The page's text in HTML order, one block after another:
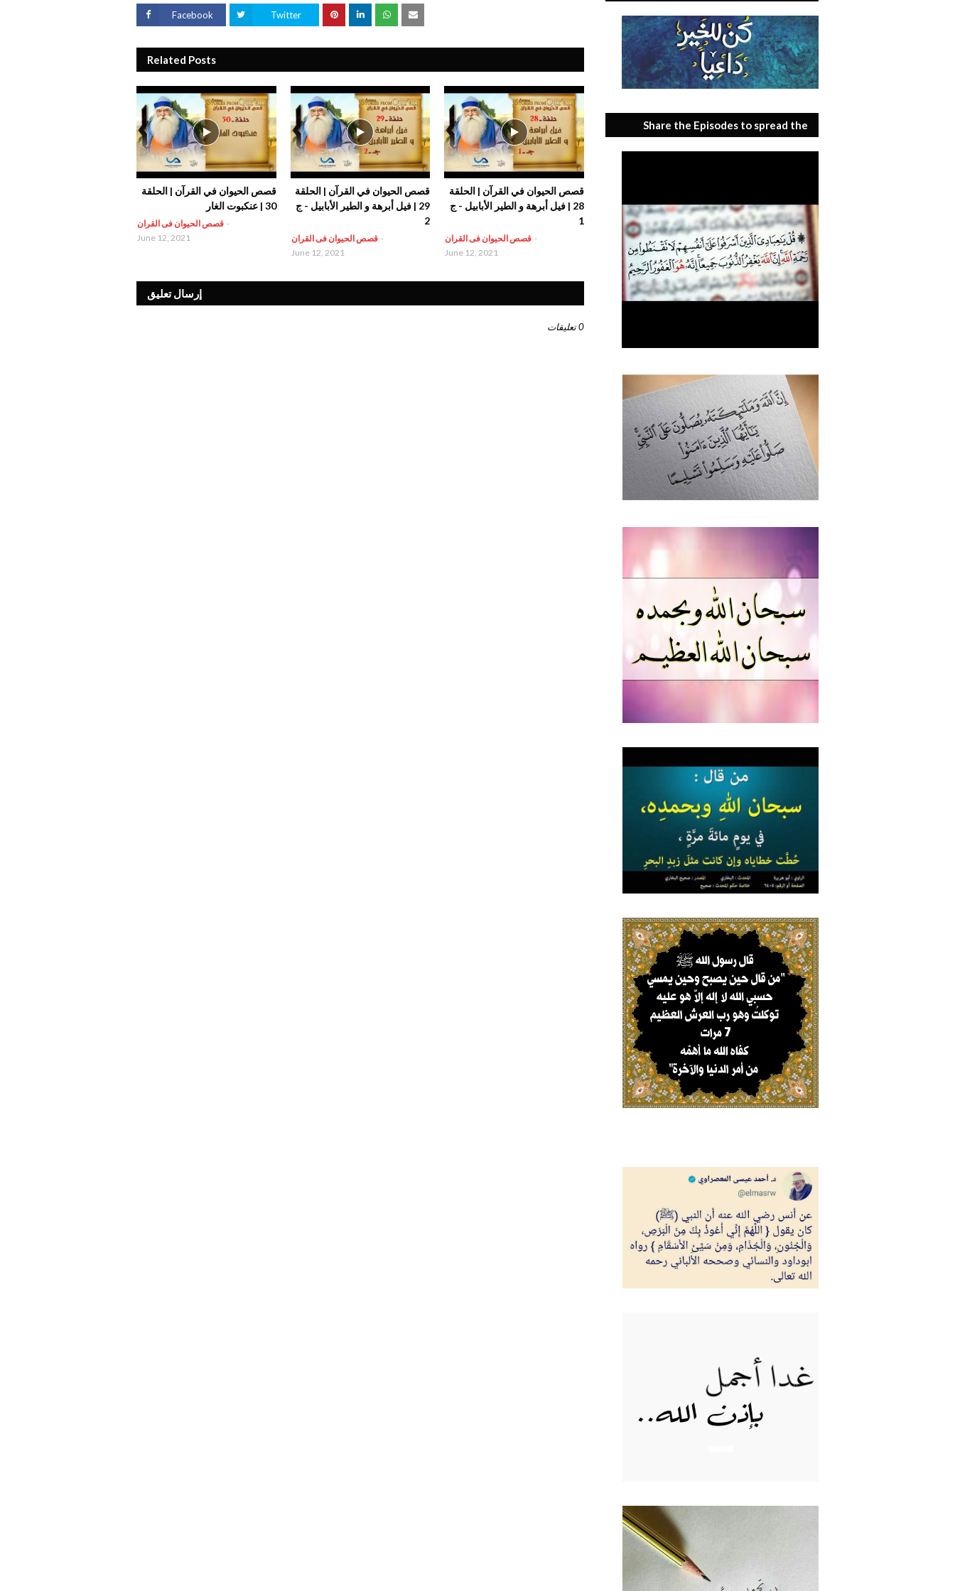
Facebook Twitter
Related Posts
قصص الحيوان في القرآن | الحلقة
30 | عنكبوت الغار
قصص الحيوان فى القران -
June 12, 2021
قصص الحيوان في القرآن | الحلقة
29 | فيل أبرهة و الطير الأبابيل - ج
2
قصص الحيوان فى القران -
June 12, 2021
قصص الحيوان في القرآن | الحلقة
28 | فيل أبرهة و الطير الأبابيل - ج
1
قصص الحيوان فى القران -
June 12, 2021
إرسال تعليق
0 تعليقات
Share the Episodes to spread the
benefit